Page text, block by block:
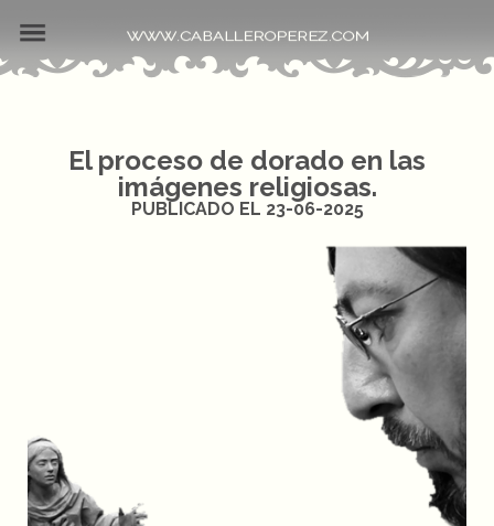
El proceso de dorado en las
imágenes religiosas.
PUBLICADO EL 23-06-2025